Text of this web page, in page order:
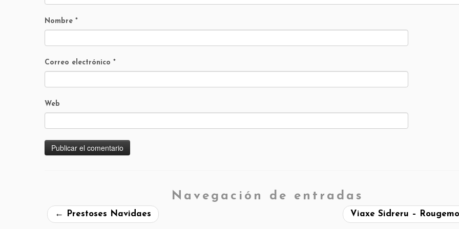
Nombre *
Correo electrónico *
Web
Navegación de entradas
← Prestoses Navidaes Viaxe Sidreru –